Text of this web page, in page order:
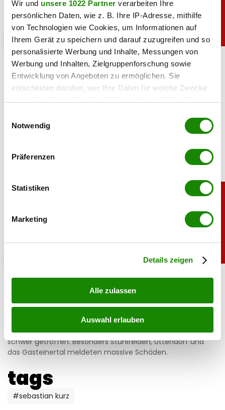
Wir und unsere 1022 Partner verarbeiten Ihre
persönlichen Daten, wie z. B. Ihre IP-Adresse, mithilfe
von Technologien wie Cookies, um Informationen auf
Ihrem Gerät zu speichern und darauf zuzugreifen und so
personalisierte Werbung und Inhalte, Messungen von
Werbung und Inhalten, Zielgruppenforschung sowie
Entwicklung von Angeboten zu ermöglichen. Sie
entscheiden darüber, wer Ihre Daten für welche Zwecke
Trigger Symbol ändern oder widerrufen
Informationen über Ihre geografische Lage
können
bestimmten Merkmalen (Fingerprinting) identifizieren
Erfahren Sie mehr darüber, wie Ihre persönlichen Daten
Notwendig
Präferenzen
Statistiken
Marketing
Details zeigen
Alle zulassen
Auswahl erlauben
chronik
Goldpreis zieht kräftig an: Das steckt dahinter
07.08.2026 UM 09:23,YUNUS EMRE KURT
Gold ist wieder gefragt: Der Preis stieg auf den höchsten
fallender Dollar liefern neuen Rückenwind.
Ausnahmezustand: Schwere Schäden nach
Gewittern in Salzburg
YUNUS EMRE KURT
Heftige Gewitter haben am Donnerstag Teile Salzburgs
schwer getroffen. Besonders Stuhlfelden, Uttendorf und
das Gasteinertal meldeten massive Schäden.
tags
#sebastian kurz